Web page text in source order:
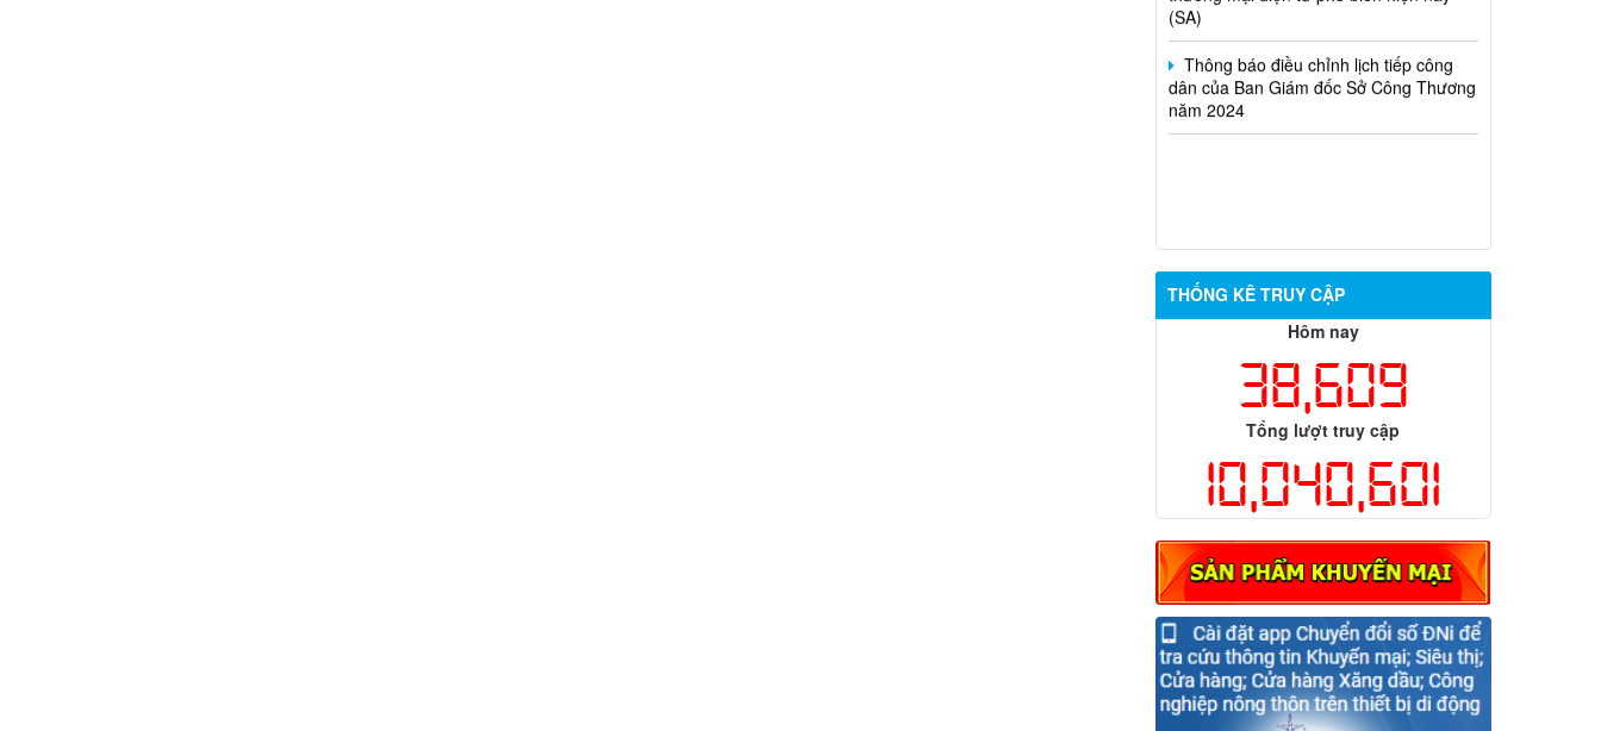
Thông báo điều chỉnh lịch tiếp công
dân của Ban Giám đốc Sở Công Thương
năm 2024
THỐNG KÊ TRUY CẬP
Hôm nay
38,609
Tổng lượt truy cập
10,040,601